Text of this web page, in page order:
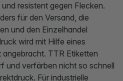
resistent gegen Flecken.
für den Versand, die
und den Einzelhandel
wird mit Hilfe eines
TTR Etiketten
und verfärben nicht so schnell
Für industrielle